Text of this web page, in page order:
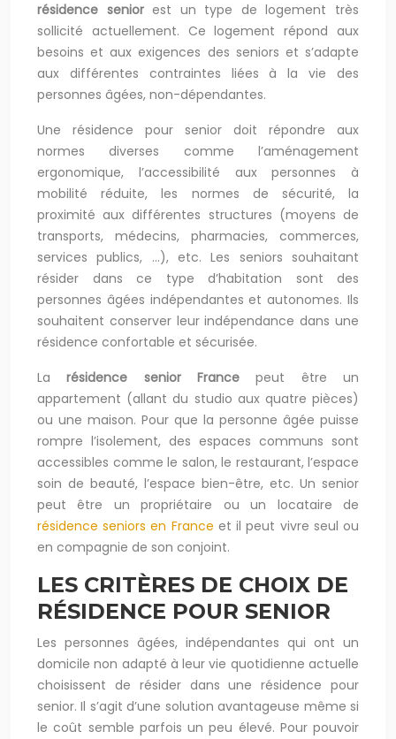
résidence seniorest un type de logement très
sollicité actuellement. Ce logement répond aux
besoins et aux exigences des seniors et s’adapte
aux différentes contraintes liées à la vie des
personnes âgées, non-dépendantes.
Une résidence pour senior doit répondre aux
normes diverses comme l’aménagement
ergonomique, l’accessibilité aux personnes à
mobilité réduite, les normes de sécurité, la
proximité aux différentes structures (moyens de
transports, médecins, pharmacies, commerces,
services publics, …), etc. Les seniors souhaitant
résider dans ce type d’habitation sont des
personnes âgées indépendantes et autonomes. Ils
souhaitent conserver leur indépendance dans une
résidence confortable et sécurisée.
Larésidence senior France peut être un
appartement (allant du studio aux quatre pièces)
ou une maison. Pour que la personne âgée puisse
rompre l’isolement, des espaces communs sont
accessibles comme le salon, le restaurant, l’espace
soin de beauté, l’espace bien-être, etc. Un senior
peut être un propriétaire ou un locataire de
résidence seniors en France et il peut vivre seul ou
en compagnie de son conjoint.
LES CRITÈRES DE CHOIX DE
RÉSIDENCE POUR SENIOR
Les personnes âgées, indépendantes qui ont un
domicile non adapté à leur vie quotidienne actuelle
choisissent de résider dans une résidence pour
senior. Il s’agit d’une solution avantageuse même si
le coût semble parfois un peu élevé. Pour pouvoir